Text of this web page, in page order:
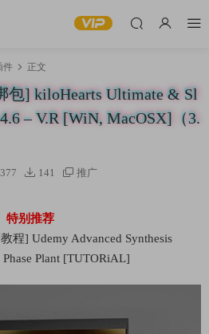
件 正文
包] kiloHearts Ultimate & Sl
– V.R [WiN, MacOSX]（3.
377 141 推广
特别推荐
程] Udemy Advanced Synthesis
Phase Plant [TUTORiAL]